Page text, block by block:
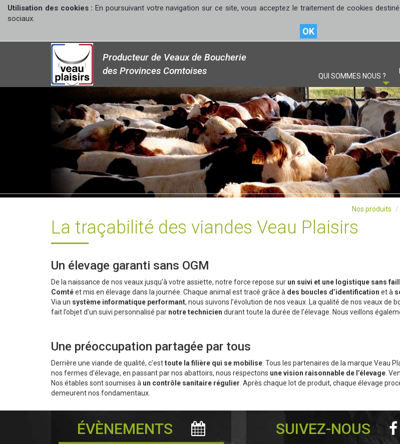
Utilisation des cookies :En poursuivant votre navigation sur ce site, vous acceptez le traitement de cookies
sociaux.
OK
Producteur de Veaux de Boucherie
des Provinces Comtoises
QUI SOMMES NOUS ?
Nos produits
La traçabilité des viandes Veau Plaisirs
Un élevage garanti sans OGM
De la naissance de nos veaux jusqu’à votre assiette, notre force repose sur un suivi et une logistique sans
Comtéet mis en élevage dans la journée. Chaque animal est tracé grâce à des boucles d’identification et à
Via un système informatique performant, nous suivons l’évolution de nos veaux. La qualité de nos veaux de
fait l’objet d’un suivi personnalisé par notre technicien durant toute la durée de l’élevage. Nous veillons
Une préoccupation partagée par tous
Derrière une viande de qualité, c’esttoute la filière qui se mobilise . Tous les partenaires de la marque Veau
nos fermes d’élevage, en passant par nos abattoirs, nous respectons une vision raisonnable de l’élevage .
Nos étables sont soumises à un contrôle sanitaire régulier . Après chaque lot de produit, chaque élevage
demeurent nos fondamentaux.
ÉVÈNEMENTS SUIVEZ-NOUS